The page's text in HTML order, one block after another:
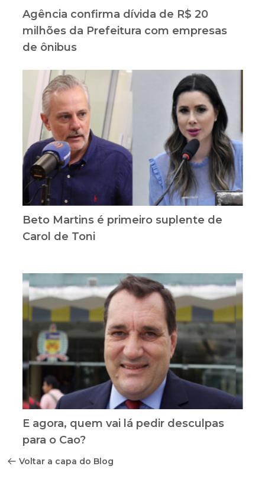
Agência confirma dívida de R$ 20
milhões da Prefeitura com empresas
de ônibus
Beto Martins é primeiro suplente de
Carol de Toni
E agora, quem vai lá pedir desculpas
para o Cao?
Voltar a capa do Blog